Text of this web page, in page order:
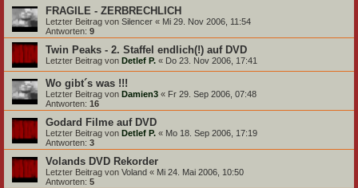
FRAGILE - ZERBRECHLICH
Letzter Beitrag von Silencer « Mi 29. Nov 2006, 11:54
Antworten: 9
Twin Peaks - 2. Staffel endlich(!) auf DVD
Letzter Beitrag von Detlef P. « Do 23. Nov 2006, 17:41
Wo gibt´s was !!!
Letzter Beitrag von Damien3 « Fr 29. Sep 2006, 07:48
Antworten: 16
Godard Filme auf DVD
Letzter Beitrag von Detlef P. « Mo 18. Sep 2006, 17:19
Antworten: 3
Volands DVD Rekorder
Letzter Beitrag von Voland « Mi 24. Mai 2006, 10:50
Antworten: 5